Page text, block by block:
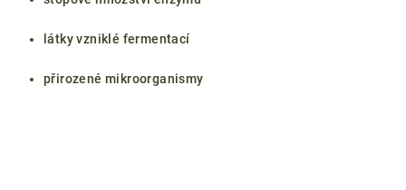
látky vzniklé fermentací
přirozené mikroorganismy